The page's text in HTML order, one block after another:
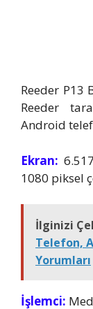
Reeder P13
Reeder
Android
Ekran:
1080 piksel
İlginizi
Telefon,
Yorumları
İşlemci: